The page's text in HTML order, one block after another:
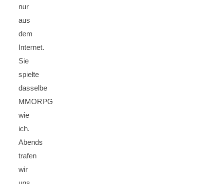
nur
aus
dem
Internet.
Sie
spielte
dasselbe
MMORPG
wie
ich.
Abends
trafen
wir